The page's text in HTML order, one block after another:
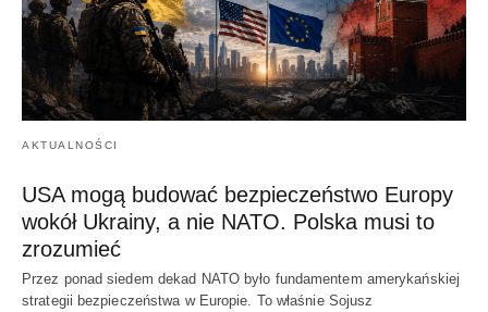
AKTUALNOŚCI
USA mogą budować bezpieczeństwo Europy
wokół Ukrainy, a nie NATO. Polska musi to
zrozumieć
Przez ponad siedem dekad NATO było fundamentem amerykańskiej
strategii bezpieczeństwa w Europie. To właśnie Sojusz